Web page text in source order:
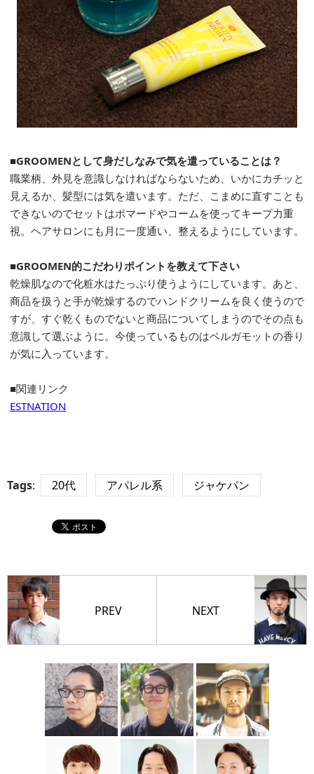
■GROOMENとして身だしなみで気を遣っていることは？
職業柄、外見を意識しなければならないため、いかにカチッと
見えるか、髪型には気を遣います。ただ、こまめに直すことも
できないのでセットはポマードやコームを使ってキープ力重
視。ヘアサロンにも月に一度通い、整えるようにしています。
■GROOMEN的こだわりポイントを教えて下さい
乾燥肌なので化粧水はたっぷり使うようにしています。あと、
商品を扱うと手が乾燥するのでハンドクリームを良く使うので
すが、すぐ乾くものでないと商品についてしまうのでその点も
意識して選ぶように。今使っているものはベルガモットの香り
が気に入っています。
■関連リンク
ESTNATION
Tags: 20代 アパレル系 ジャケパン
PREV NEXT